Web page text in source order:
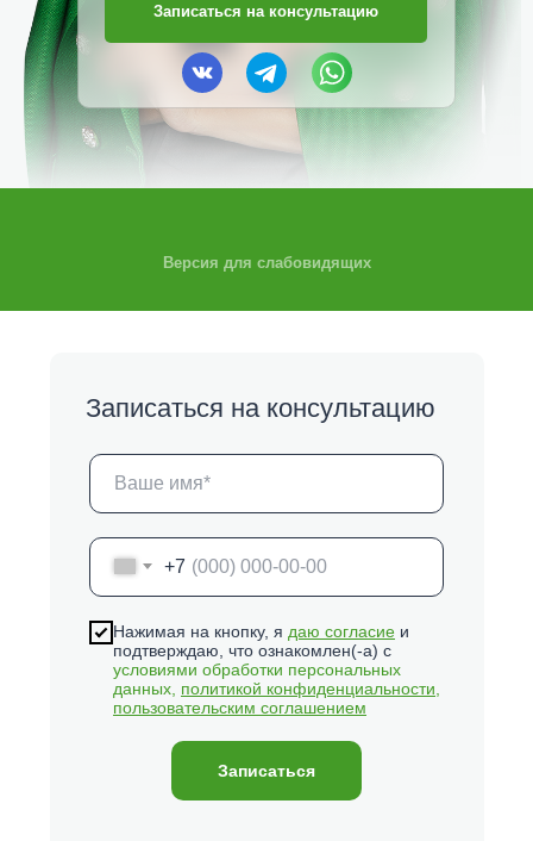
Записаться на консультацию
Версия для слабовидящих
+7
Нажимая на кнопку, я даю согласие и
подтверждаю, что ознакомлен(-а) с
условиями обработки персональных
данных, политикой конфиденциальности,
пользовательским соглашением
Записаться
Записаться на консультацию